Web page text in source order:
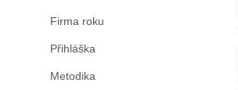
Firma roku
Přihláška
Metodika